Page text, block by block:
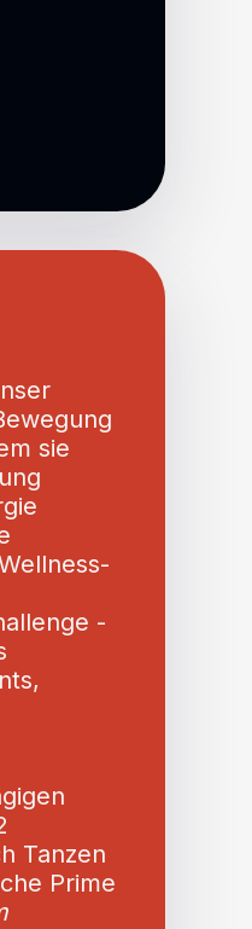
sie
-
Tanzen
Prime